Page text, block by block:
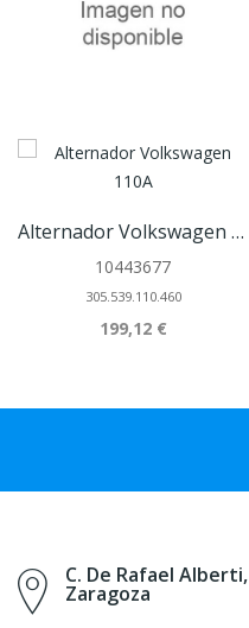
Alternador Volkswagen 110A
10443677
305.539.110.460
199,12 €
C. De Rafael
Zaragoza